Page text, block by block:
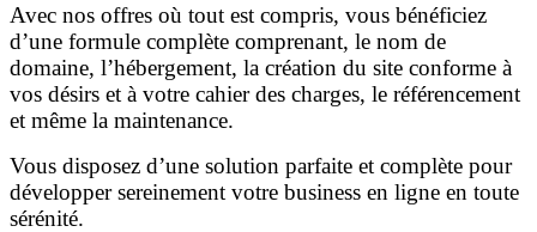
Avec nos offres où tout est compris, vous bénéficiez
d’une formule complète comprenant, le nom de
domaine, l’hébergement, la création du site conforme à
vos désirs et à votre cahier des charges, le référencement
et même la maintenance.
Vous disposez d’une solution parfaite et complète pour
développer sereinement votre business en ligne en toute
sérénité.